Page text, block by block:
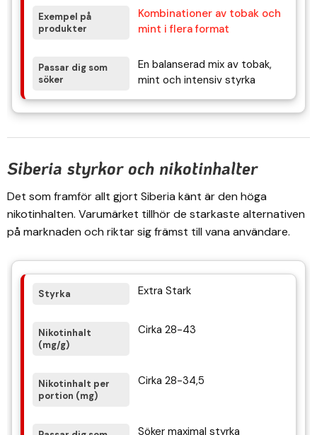
Kombinationer av tobak och
mint i flera format
En balanserad mix av tobak,
mint och intensiv styrka
Siberia styrkor och nikotinhalter
Det som framför allt gjort Siberia känt är den höga
nikotinhalten. Varumärket tillhör de starkaste alternativen
på marknaden och riktar sig främst till vana användare.
Extra Stark
Cirka 28-43
Cirka 28-34,5
Söker maximal styrka